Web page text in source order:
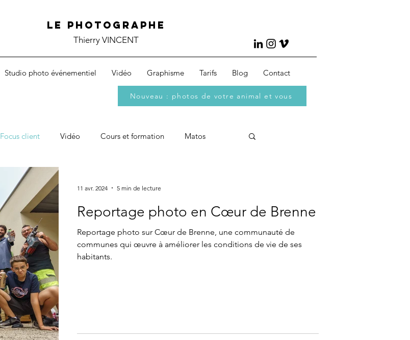
Le photographe
Thierry VINCENT
Studio photo événementiel Vidéo Graphisme Tarifs Blog Contact
Nouveau : photos de votre animal et vous
Focus client Vidéo Cours et formation Matos
Reportage photo en Cœur de Brenne
Reportage photo sur Cœur de Brenne, une communauté de
communes qui œuvre à améliorer les conditions de vie de ses
habitants.
11 avr. 2024 5 min de lecture